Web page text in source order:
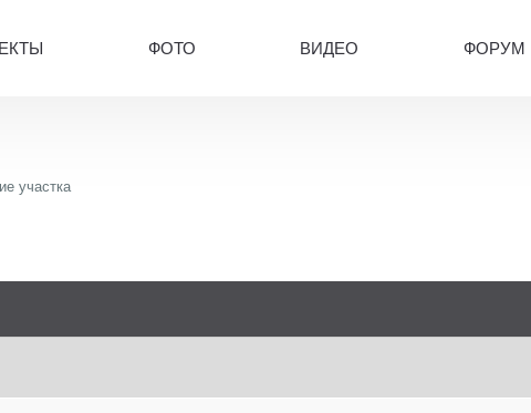
ФОТО ВИДЕО ФОРУМ
участка